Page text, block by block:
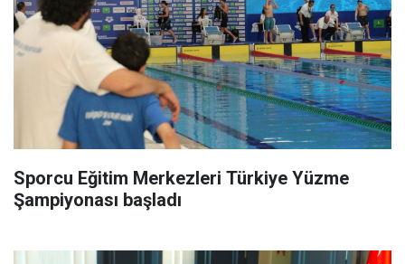
Sporcu Eğitim Merkezleri Türkiye Yüzme
Şampiyonası başladı